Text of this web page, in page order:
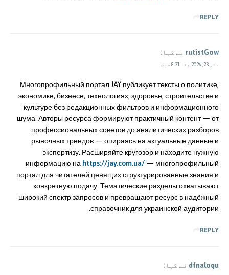
REPLY
rutistGow نے کہا:
مئی 23, 2026 وقت 8:31 صبح
Многопрофильный портал JAY публикует тексты о политике,
экономике, бизнесе, технологиях, здоровье, строительстве и
культуре без редакционных фильтров и информационного
шума. Авторы ресурса формируют практичный контент — от
профессиональных советов до аналитических разборов
рыночных трендов — опираясь на актуальные данные и
экспертизу. Расширяйте кругозор и находите нужную
информацию на https://jay.com.ua/ — многопрофильный
портал для читателей ценящих структурированные знания и
конкретную подачу. Тематические разделы охватывают
широкий спектр запросов и превращают ресурс в надёжный
справочник для украинской аудитории.
REPLY
dfnaloqu نے کہا: